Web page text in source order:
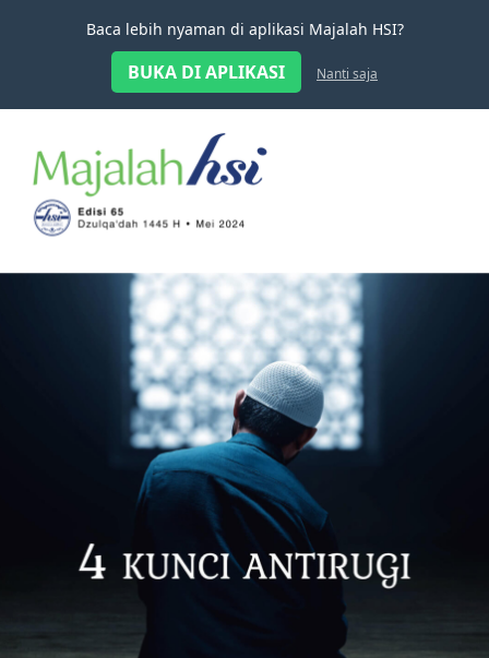
Baca lebih nyaman di aplikasi Majalah HSI?
BUKA DI APLIKASI Nanti saja